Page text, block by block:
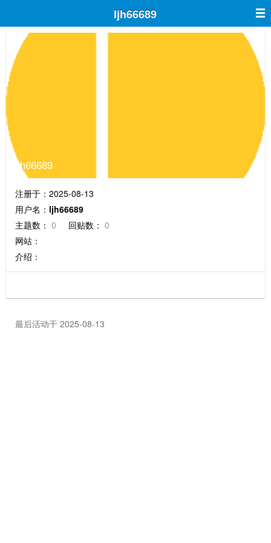
ljh66689
ljh66689
注册于：2025-08-13
用户名： ljh66689
主题数： 0 回贴数： 0
网站：
介绍：
最后活动于 2025-08-13